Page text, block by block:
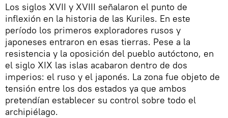
Los siglos XVII y XVIII señalaron el punto de
inflexión en la historia de las Kuriles. En este
período los primeros exploradores rusos y
japoneses entraron en esas tierras. Pese a la
resistencia y la oposición del pueblo autóctono, en
el siglo XIX las islas acabaron dentro de dos
imperios: el ruso y el japonés. La zona fue objeto de
tensión entre los dos estados ya que ambos
pretendían establecer su control sobre todo el
archipiélago.